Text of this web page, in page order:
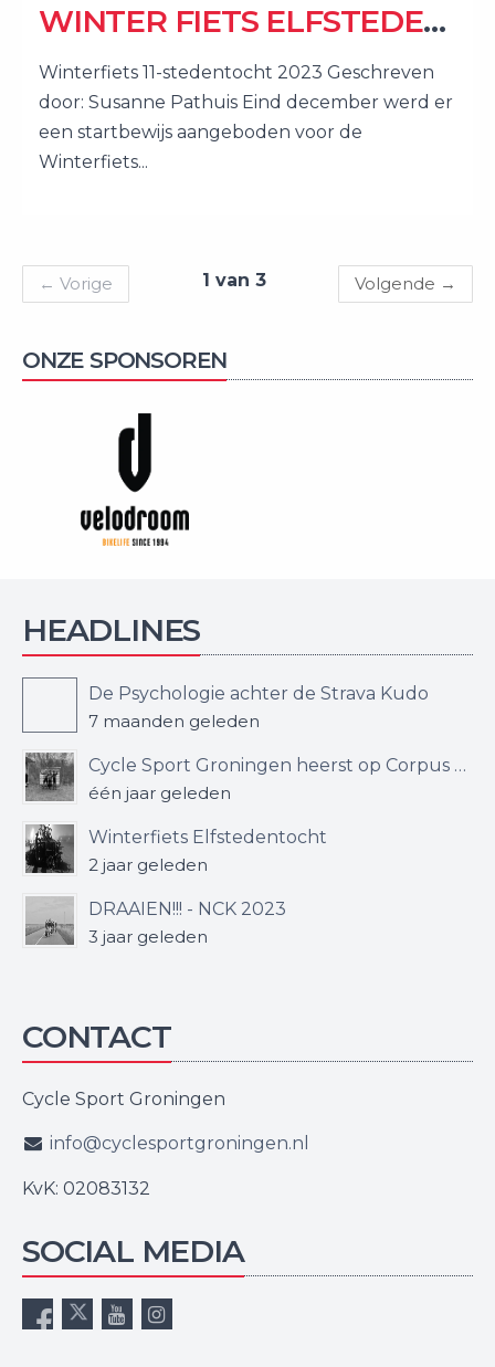
WINTER FIETS ELFSTEDENTOCHT
Winterfiets 11-stedentocht 2023 Geschreven
door: Susanne Pathuis Eind december werd er
een startbewijs aangeboden voor de
Winterfiets...
← Vorige 1 van 3 Volgende →
ONZE SPONSOREN
HEADLINES
De Psychologie achter de Strava Kudo
7 maanden geleden
Cycle Sport Groningen heerst op Corpus den Hoorn – Jerry sprint naar machtige overwinning
één jaar geleden
Winterfiets Elfstedentocht
2 jaar geleden
DRAAIEN!!! - NCK 2023
3 jaar geleden
CONTACT
Cycle Sport Groningen
info@cyclesportgroningen.nl
KvK: 02083132
SOCIAL MEDIA